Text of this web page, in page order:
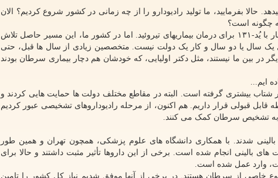
بفرمایید، ما تولید رادیودارو را از چه زمانی در کشور شروع کردیم؟ الان
چگونه است؟
از دهه ۱۹۵۰ میلادی شروع شد؛ اولین بار با یُد-۱۳۱ برای درمان بیماریهای تیروئید. اما در کشور ما، این مسیر حاصل تلاش
سال یا دو سال و کار یک دولت نیست. متخصصین زیادی از سال ها قبل، حتی
در بین ما نیستند، مثل دکتر اولیایی، که خودشان هم دچار بیماری سرطان بودند
ایم...
شتاب بیشتری گرفته است. البته در مقاطع مختلف دولت ها حمایت هایی کردند و
قبولی قرار داریم. هم اکنون، از مرحله رادیوداروهای تشخیصی عبور کردیم
به تشخیص سرطان کمک می کنند.
بالینی شدند. با همکاری دانشگاه های علوم پزشکی، همچون تهران و همین طور
انجام شده است. برخی از این داروها تأثیر مثبت داشتند و حالا برای
وارد عمل شده است.
نوع خاصی از سرطان هستند. در برخی از آنها موفق شدیم نیاز کل کشور را تامین